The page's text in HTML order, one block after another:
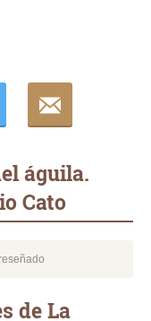
águila.
Cato
de La